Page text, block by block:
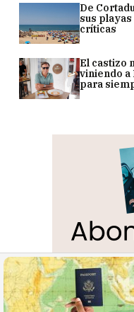
De
sus
críticas
El castizo
viniendo a
para